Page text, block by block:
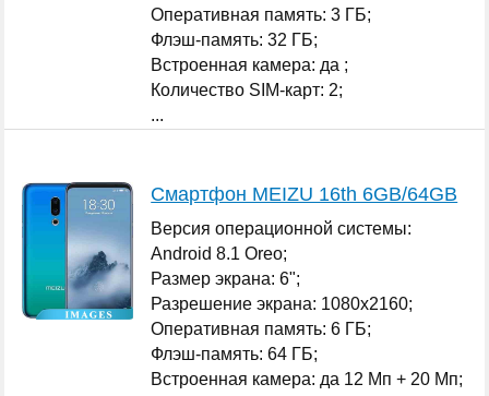
Оперативная память: 3 ГБ;
Флэш-память: 32 ГБ;
Встроенная камера: да ;
Количество SIM-карт: 2;
...
Смартфон MEIZU 16th 6GB/64GB
Версия операционной системы:
Android 8.1 Oreo;
Размер экрана: 6";
Разрешение экрана: 1080x2160;
Оперативная память: 6 ГБ;
Флэш-память: 64 ГБ;
Встроенная камера: да 12 Мп + 20 Мп;